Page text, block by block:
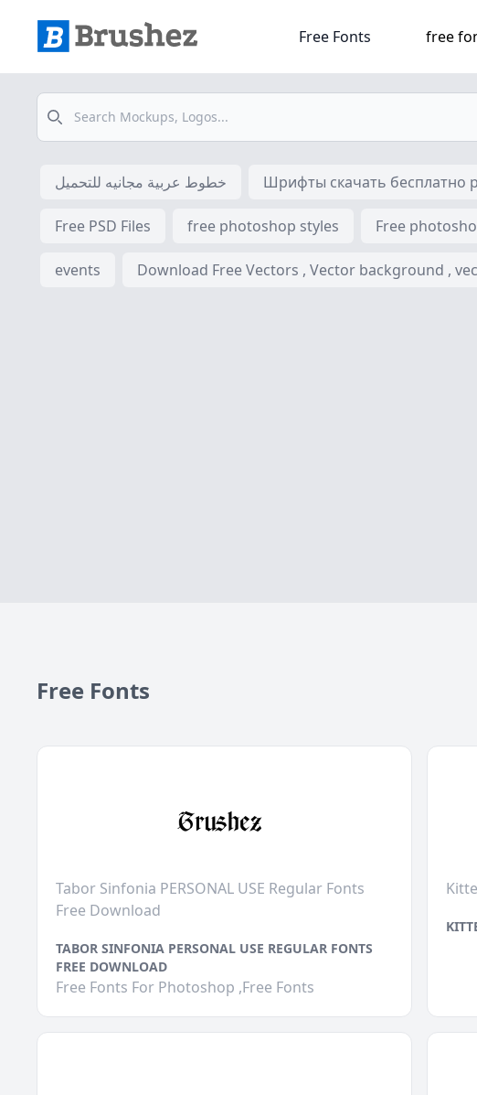
Free Fonts free
Search
خطوط عربية مجانيه للتحميل Шрифты скачать бесплатно
Free PSD Files free photoshop styles Free
events Download Free Vectors , Vector background ,
Free Fonts
Tabor Sinfonia PERSONAL USE Regular Fonts
Free Download
TABOR SINFONIA PERSONAL USE REGULAR FONTS
FREE DOWNLOAD
Free Fonts For Photoshop ,Free Fonts